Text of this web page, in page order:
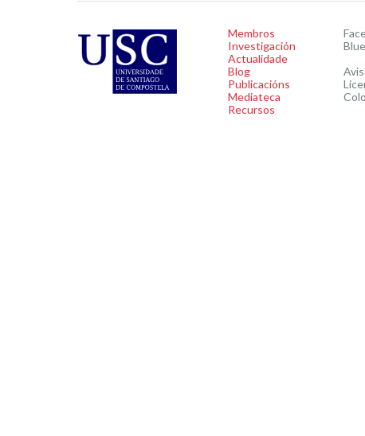
Membros
Investigación
Actualidade
Blog
Publicacións
Mediateca
Recursos